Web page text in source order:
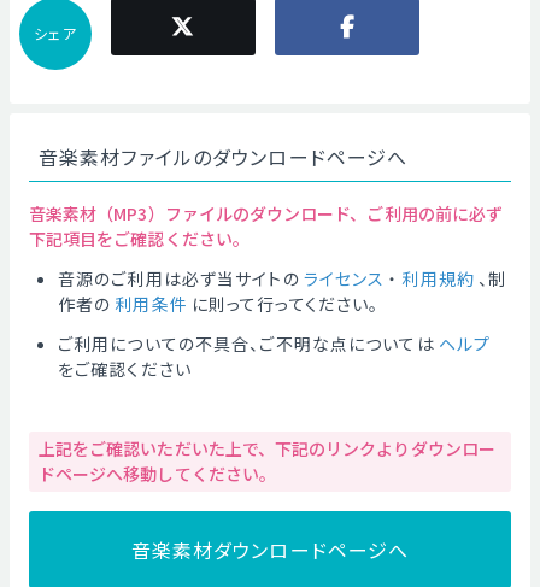
シェア
音楽素材ファイルのダウンロードページへ
音楽素材（MP3）ファイルのダウンロード、ご利用の前に必ず
下記項目をご確認ください。
音源のご利用は必ず当サイトの ライセンス ・ 利用規約 、制
作者の 利用条件 に則って行ってください。
ご利用についての不具合、ご不明な点については ヘルプ
をご確認ください
上記をご確認いただいた上で、下記のリンクよりダウンロー
ドページへ移動してください。
音楽素材ダウンロードページへ